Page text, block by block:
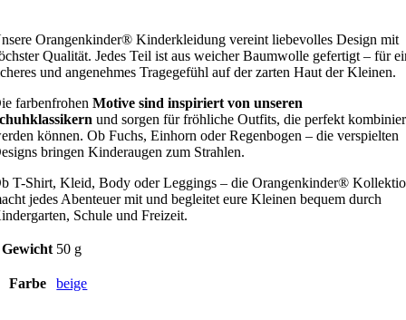
Orangenkinder® Kinderkleidung vereint liebevolles Design mit
Qualität. Jedes Teil ist aus weicher Baumwolle gefertigt – für
und angenehmes Tragegefühl auf der zarten Haut der Kleinen.
farbenfrohenMotive sind inspiriert von unseren
und sorgen für fröhliche Outfits, die perfekt
können. Ob Fuchs, Einhorn oder Regenbogen – die verspielten
bringen Kinderaugen zum Strahlen.
T-Shirt, Kleid, Body oder Leggings – die Orangenkinder®
jedes Abenteuer mit und begleitet eure Kleinen bequem durch
Schule und Freizeit.
Gewicht 50 g
Farbe beige